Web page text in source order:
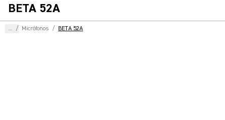
BETA 52A
... / Micrófonos / BETA 52A